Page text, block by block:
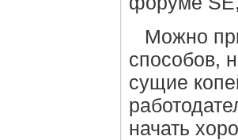
Можно
способов,
сущие
начать